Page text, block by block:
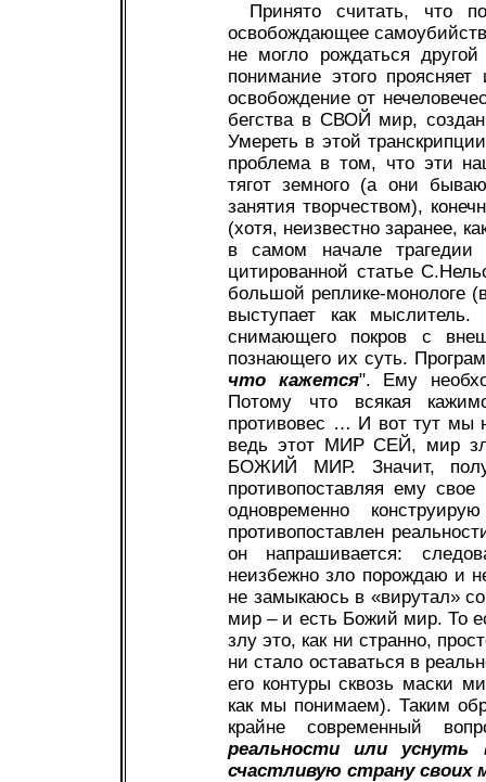
Принято считать, что
освобождающее
не могло рождаться
понимание этого
освобождение от
бегства в СВОЙ мир,
Умереть в этой
проблема в том, что эти
тягот земного (а они
занятия творчеством),
(хотя, неизвестно заранее,
в самом начале трагедии
цитированной статье
большой реплике-монологе
выступает как
снимающего покров с
познающего их суть.
что кажется". Ему
Потому что всякая
противовес … И вот тут мы
ведь этот МИР СЕЙ, мир
БОЖИЙ МИР. Значит,
противопоставляя ему
одновременно
противопоставлен
он напрашивается:
неизбежно зло порождаю и
не замыкаюсь в «вирутал»
мир – и есть Божий мир. То
злу это, как ни странно,
ни стало оставаться в
его контуры сквозь маски
как мы понимаем). Таким
крайне современный
реальности или уснуть
счастливую страну своих